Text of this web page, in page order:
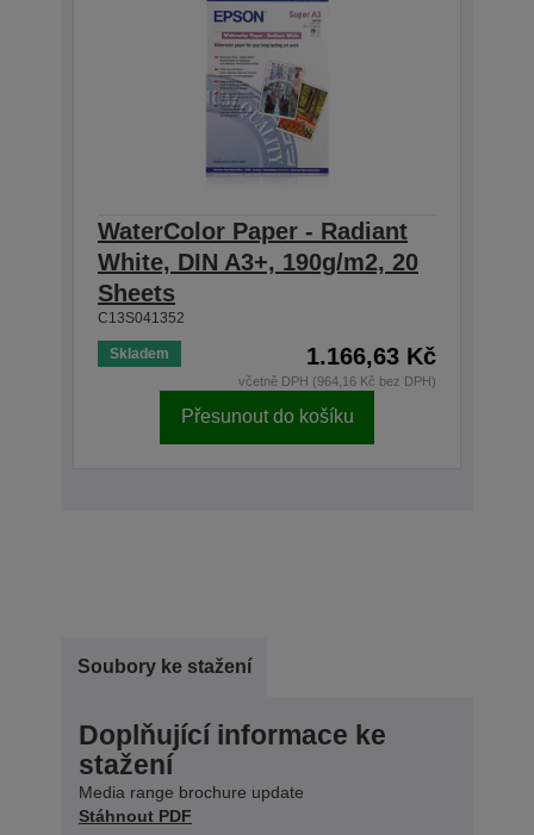
WaterColor Paper - Radiant
White, DIN A3+, 190g/m2, 20
Sheets
C13S041352
Skladem 1.166,63 Kč
včetně DPH (964,16 Kč bez DPH)
Přesunout do košíku
Soubory ke stažení
Doplňující informace ke
stažení
Media range brochure update
Stáhnout PDF